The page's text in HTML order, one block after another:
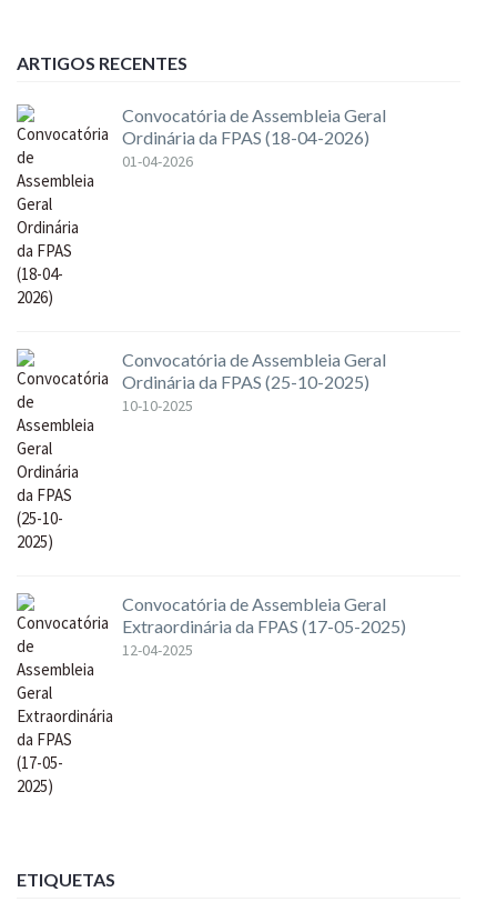
ARTIGOS RECENTES
Convocatória de Assembleia Geral
Ordinária da FPAS (18-04-2026)
01-04-2026
Convocatória de Assembleia Geral
Ordinária da FPAS (25-10-2025)
10-10-2025
Convocatória de Assembleia Geral
Extraordinária da FPAS (17-05-2025)
12-04-2025
ETIQUETAS